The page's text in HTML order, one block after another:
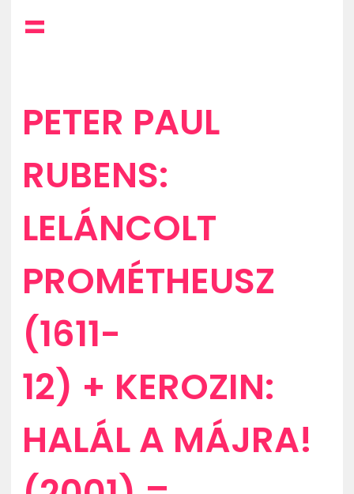
=
PETER PAUL
RUBENS:
LELÁNCOLT
PROMÉTHEUSZ
(1611-
12) + KEROZIN:
HALÁL A MÁJRA!